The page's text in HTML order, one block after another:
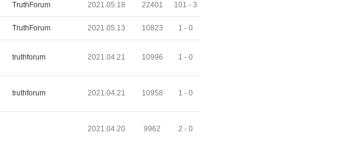
TruthForum 2021.05.18 22401 101 - 3
TruthForum 2021.05.13 10823 1 - 0
truthforum 2021.04.21 10996 1 - 0
truthforum 2021.04.21 10958 1 - 0
2021.04.20 9962 2 - 0